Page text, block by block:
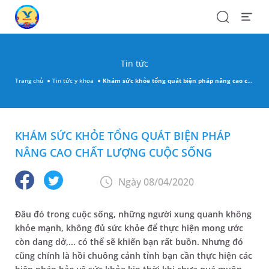
SearchOpen
Tin tức
Trang chủ Tin tức y khoa Khám sức khỏe tổng quát biện pháp nâng cao chất lượng cuộc sống
KHÁM SỨC KHỎE TỔNG QUÁT BIỆN PHÁP
NÂNG CAO CHẤT LƯỢNG CUỘC SỐNG
Ngày 08/04/2020
Đâu đó trong cuộc sống, những người xung quanh không
khỏe mạnh, không đủ sức khỏe để thực hiện mong ước
còn dang dở,... có thể sẽ khiến bạn rất buồn. Nhưng đó
cũng chính là hồi chuông cảnh tỉnh bạn cần thực hiện các